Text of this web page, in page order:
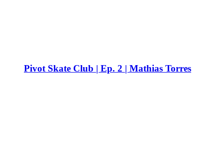
Pivot Skate Club | Ep. 2 | Mathias Torres